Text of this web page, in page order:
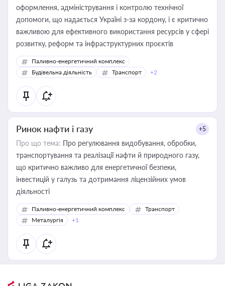
оформлення, адміністрування і контролю технічної
допомоги, що надається Україні з-за кордону, і є критично
важливою для ефективного використання ресурсів у сфері
розвитку, реформ та інфраструктурних проєктів
Паливно-енергетичний комплекс
Будівельна діяльність
Транспорт +2
Ринок нафти і газу +5
Про що тема: Про регулювання видобування, обробки,
транспортування та реалізації нафти й природного газу,
що критично важливо для енергетичної безпеки,
інвестицій у галузь та дотримання ліцензійних умов
діяльності
Паливно-енергетичний комплекс
Транспорт
Металургія
+1